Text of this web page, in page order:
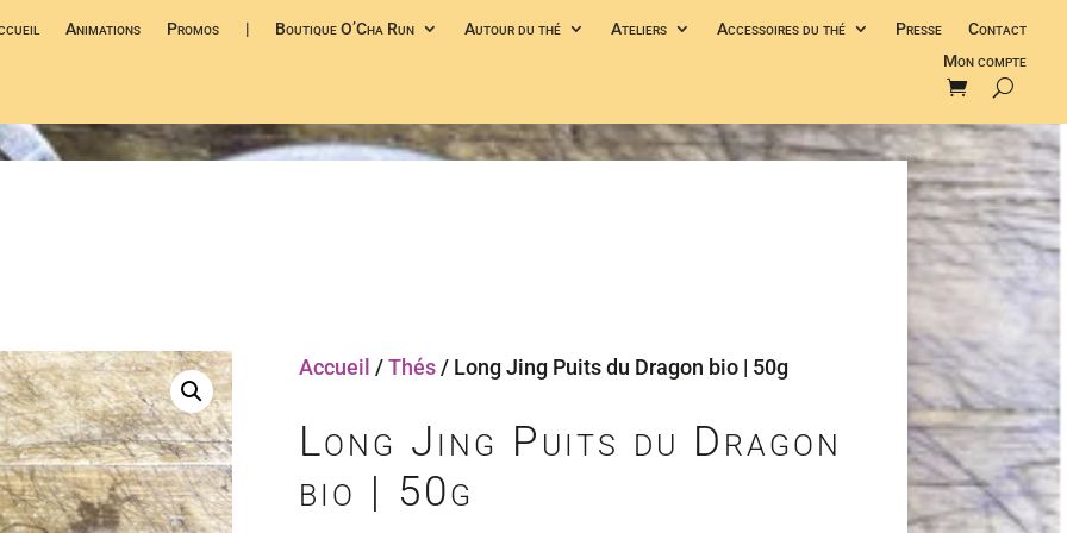
Animations Promos | Boutique O’Cha Run Autour du thé Ateliers Accessoires du thé Presse
Contact
Mon compte
Accueil /Thés/ Long Jing Puits du Dragon bio | 50g
Long Jing Puits du Dragon
bio | 50g